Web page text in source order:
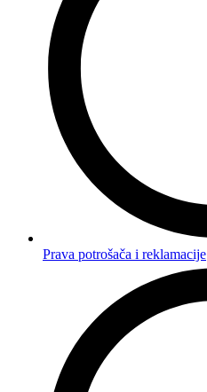
Prava potrošača i reklamacije